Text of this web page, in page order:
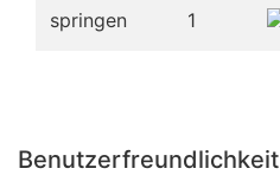
springen 1
Benutzerfreundlichkeit